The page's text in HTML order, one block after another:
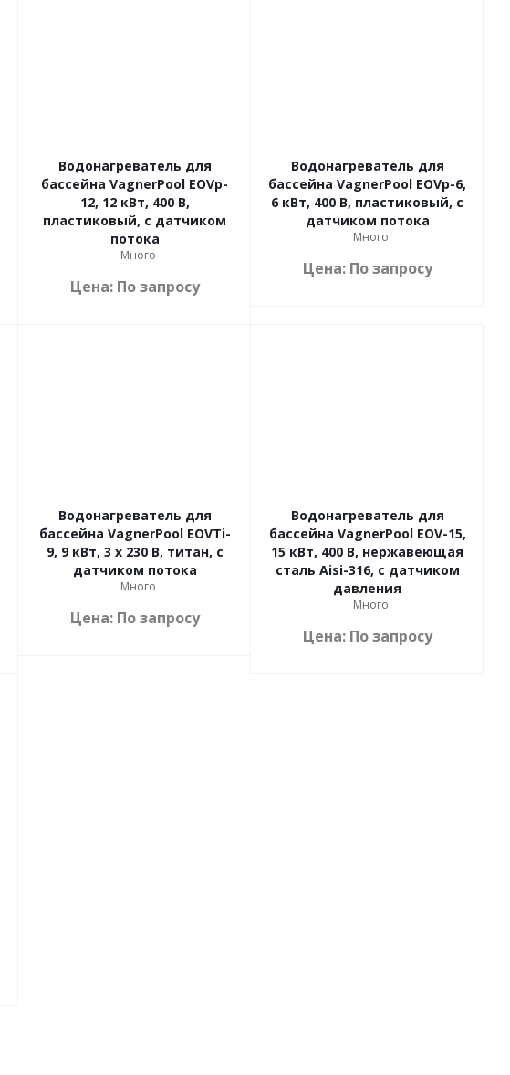
Водонагреватель для
бассейна VagnerPool EOVp-
12, 12 кВт, 400 В,
пластиковый, с датчиком
потока
Много
Цена: По запросу
Водонагреватель для
бассейна VagnerPool EOVp-6,
6 кВт, 400 В, пластиковый, с
датчиком потока
Много
Цена: По запросу
Водонагреватель для
бассейна VagnerPool EOVTi-
9, 9 кВт, 3 x 230 В, титан, с
датчиком потока
Много
Цена: По запросу
Водонагреватель для
бассейна VagnerPool EOV-15,
15 кВт, 400 В, нержавеющая
сталь Aisi-316, с датчиком
давления
Много
Цена: По запросу